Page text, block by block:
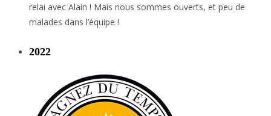
relai avec Alain ! Mais nous sommes ouverts, et peu de
malades dans l’équipe !
2022